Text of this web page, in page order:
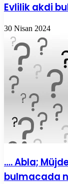
Evlilik akdi
30 Nisan 2024
…. Abla;
bulmacada